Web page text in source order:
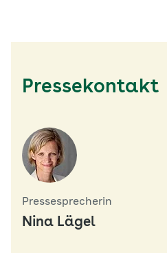
Pressekontakt
Pressesprecherin
Nina Lägel